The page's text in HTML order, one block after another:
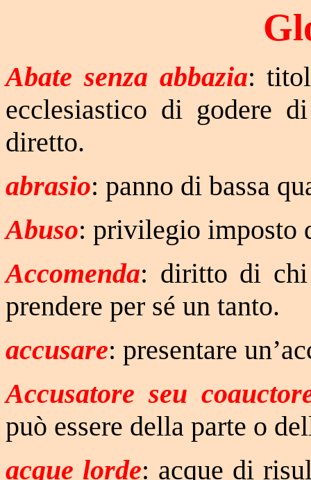
Abate senza abbazia:
ecclesiastico di godere
diretto.
abrasio: panno di bassa
Abuso: privilegio imposto
Accomenda: diritto di chi
prendere per sé un tanto.
accusare: presentare
Accusatore seu
può essere della parte o
acque lorde: acque di